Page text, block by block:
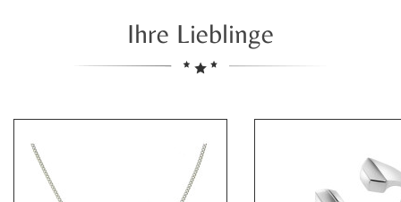
Ihre Lieblinge